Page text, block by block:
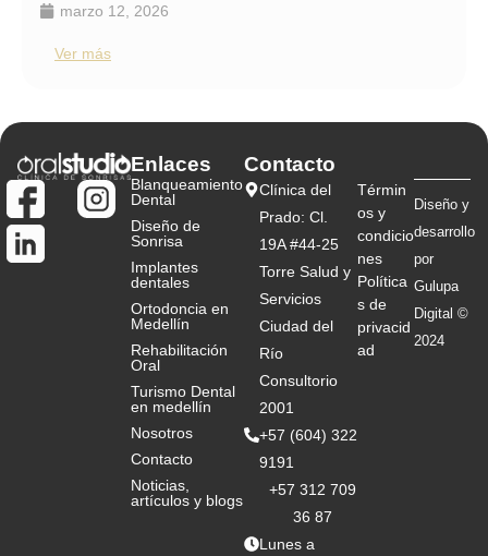
marzo 12, 2026
Ver más
Enlaces
Blanqueamiento
Dental
Diseño de
Sonrisa
Implantes
dentales
Ortodoncia en
Medellín
Rehabilitación
Oral
Turismo Dental
en medellín
Nosotros
Contacto
Noticias,
artículos y blogs
Contacto
+57 (604) 322
9191
+57 312 709
36 87
Lunes a
Clínica del
Prado: Cl.
19A #44-25
Torre Salud y
Servicios
Ciudad del
Río
Consultorio
2001
Diseño y
desarrollo
por
Gulupa
Digital ©
2024
Términ
os y
condicio
nes
Política
s de
privacid
ad